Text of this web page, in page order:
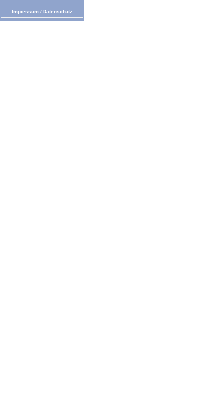
Impressum / Datenschutz